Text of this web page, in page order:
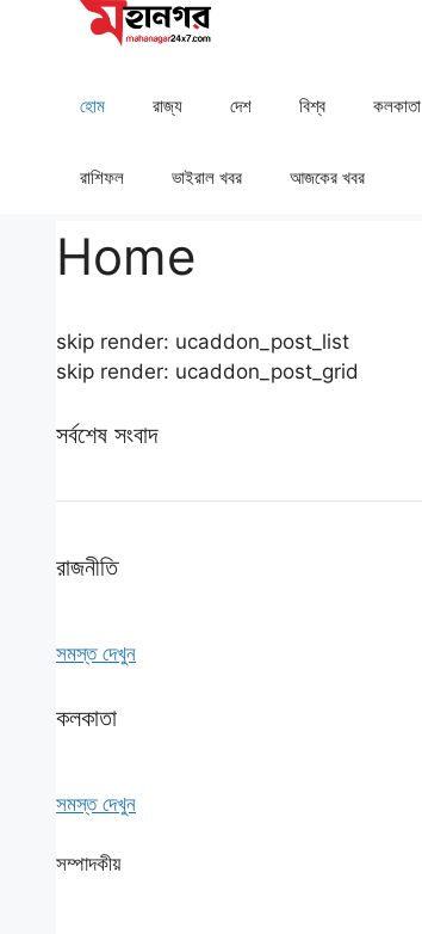
হোম রাজ্য দেশ ⁠বিশ্ব কলকাতা
রাশিফল ⁠⁠ভাইরাল খবর আজকের খবর
Home
skip render: ucaddon_post_list
skip render: ucaddon_post_grid
সর্বশেষ সংবাদ
রাজনীতি
সমস্ত দেখুন
কলকাতা
সমস্ত দেখুন
সম্পাদকীয়